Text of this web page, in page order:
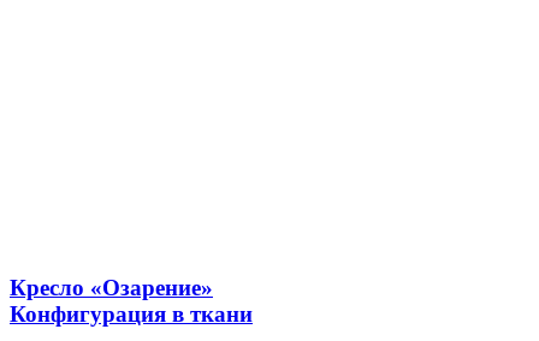
Кресло «Озарение»
Конфигурация в ткани